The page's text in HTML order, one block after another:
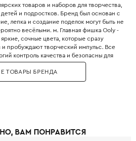
товаров и наборов для творчества,
и подростков. Бренд был основан с
лепка и создание поделок могут быть не
весёлыми. м. Главная фишка Ooly -
сочные цвета, которые сразу
пробуждают творческий импульс. Все
контроль качества и безопасны для
веществ и имеют возрастную
забавные названия для своих товаров,
или «радужные перья», что добавляет
творить без границ, развивая
ТОВАРЫ БРЕНДА
ВАМ ПОНРАВИТСЯ